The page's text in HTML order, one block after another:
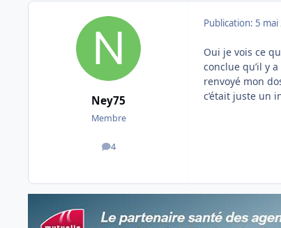
Ney75
Membre
4
messages
Publication: 5 mai
Oui je vois ce
conclue qu’il y
renvoyé mon
c’était juste un